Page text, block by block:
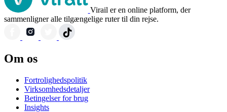
Virail er en online platform, der
sammenligner alle tilgængelige ruter til din rejse.
Om os
Fortrolighedspolitik
Virksomhedsdetaljer
Betingelser for brug
Insights